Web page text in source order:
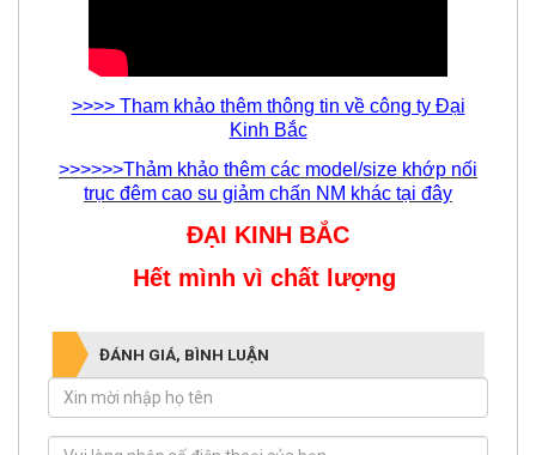
>>>> Tham khảo thêm thông tin về công ty Đại
Kinh Bắc
>>>>>>Thảm khảo thêm các model/size khớp nối
trục đêm cao su giảm chấn NM khác tại đây
ĐẠI KINH BẮC
Hết mình vì chất lượng
ĐÁNH GIÁ, BÌNH LUẬN